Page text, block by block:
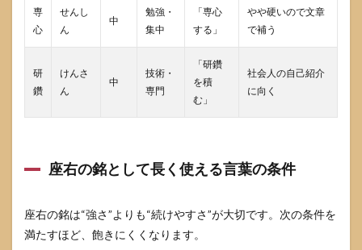
専
心
せんし
ん
中
勉強・
集中
「専心
する」
やや硬いので文章
で補う
研
鑽
けんさ
ん
中
技術・
専門
「研鑽
を積
む」
社会人の自己紹介
に向く
座右の銘として長く使える言葉の条件
座右の銘は“強さ”よりも“続けやすさ”が大切です。次の条件を
満たすほど、飽きにくくなります。